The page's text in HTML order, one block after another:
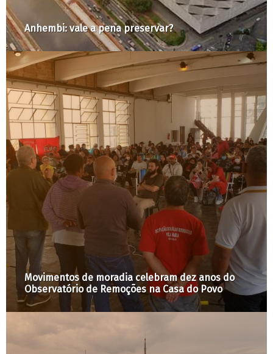
A Cidade é Nossa com Raquel Rolnik #23: Por um
Cinturão Verde Guarani em SP
Chamada para candidates à vaga de pós-
doutorado no LabCidade